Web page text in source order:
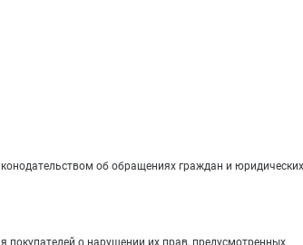
об обращениях граждан и
о нарушении их прав, предусмотренных